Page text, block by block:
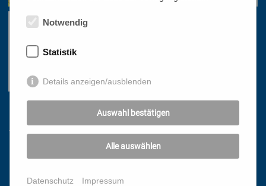
Notwendig
Statistik
Details anzeigen/ausblenden
Auswahl bestätigen
Alle auswählen
Datenschutz Impressum